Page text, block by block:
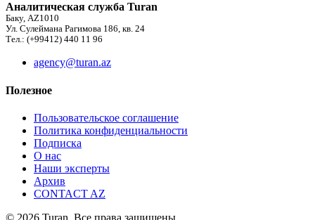
Аналитическая служба Turan
Баку, AZ1010
Ул. Сулеймана Рагимова 186, кв. 24
Тел.: (+99412) 440 11 96
agency@turan.az
Полезное
Пользовательское соглашение
Политика конфиденциальности
Подписка
О нас
Наши эксперты
Архив
CONTACT AZ
© 2026 Turan. Все права защищены.